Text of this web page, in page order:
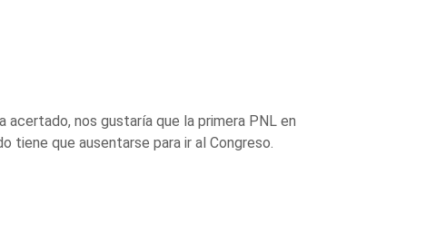
acertado, nos gustaría que la primera PNL en
tiene que ausentarse para ir al Congreso.